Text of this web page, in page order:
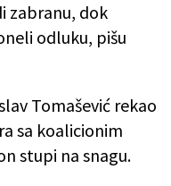
zabranu, dok
odluku, pišu
Tomašević rekao
sa koalicionim
stupi na snagu.